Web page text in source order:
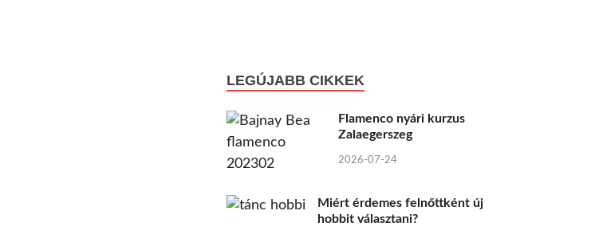
LEGÚJABB CIKKEK
Flamenco nyári kurzus
Zalaegerszeg
2026-07-24
Miért érdemes felnőttként új
hobbit választani?